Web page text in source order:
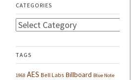
CATEGORIES
Categories
TAGS
1968 AES Bell Labs Billboard Blue Note